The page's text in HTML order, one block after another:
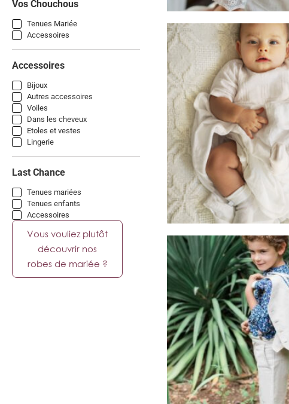
Vos Chouchous
Tenues Mariée
Accessoires
Accessoires
Bijoux
Autres accessoires
Voiles
Dans les cheveux
Etoles et vestes
Lingerie
Last Chance
Tenues mariées
Tenues enfants
Accessoires
Vous vouliez plutôt
découvrir nos
robes de mariée ?